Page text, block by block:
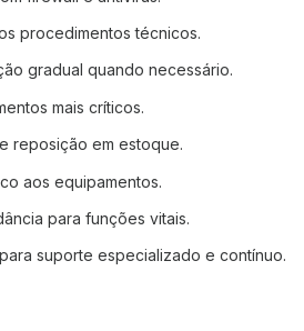
procedimentos técnicos.
gradual quando necessário.
mais críticos.
reposição em estoque.
aos equipamentos.
para funções vitais.
suporte especializado e contínuo.